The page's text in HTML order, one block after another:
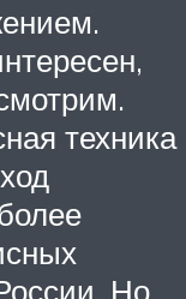
техника
Но